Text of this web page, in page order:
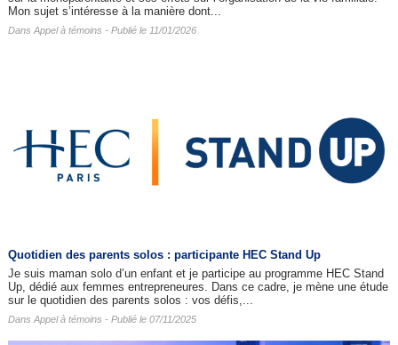
Mon sujet s’intéresse à la manière dont...
Dans Appel à témoins - Publié le 11/01/2026
Quotidien des parents solos : participante HEC Stand Up
Je suis maman solo d’un enfant et je participe au programme HEC Stand
Up, dédié aux femmes entrepreneures. Dans ce cadre, je mène une étude
sur le quotidien des parents solos : vos défis,...
Dans Appel à témoins - Publié le 07/11/2025